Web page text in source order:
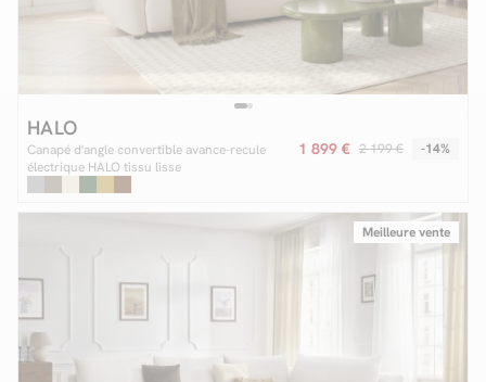
HALO
Canapé d'angle convertible avance-recule
électrique HALO tissu lisse
1 899 € 2 199 € -14%
Meilleure vente